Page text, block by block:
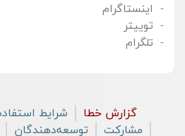
اینستاگرام
توییتر
تلگرام
گزارش خطا شرایط
مشارکت
توسعه‌دهندگان